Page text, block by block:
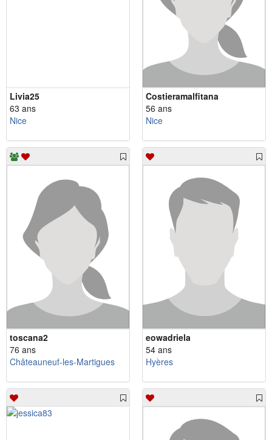
Livia25
63 ans
Nice
Costieramalfitana
56 ans
Nice
toscana2
76 ans
Châteauneuf-les-Martigues
eowadriela
54 ans
Hyères